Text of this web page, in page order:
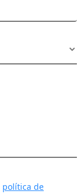
política de